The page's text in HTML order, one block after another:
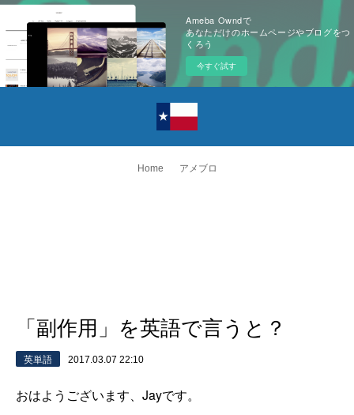
Ameba Owndで
あなただけのホームページやブログをつ
くろう
今すぐ試す
Home アメブロ
「副作用」を英語で言うと？
英単語 2017.03.07 22:10
おはようございます、Jayです。